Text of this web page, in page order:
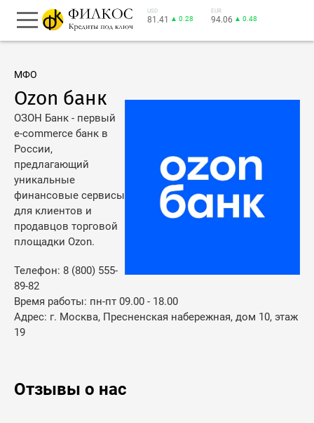
USD
81.41 ▲ 0.28
EUR
94.06 ▲ 0.48
МФО
Ozon банк
ОЗОН Банк - первый
e-commerce банк в
России,
предлагающий
уникальные
финансовые сервисы
для клиентов и
продавцов торговой
площадки Ozon.
Телефон: 8 (800) 555-
89-82
Время работы: пн-пт 09.00 - 18.00
Адрес: г. Москва, Пресненская набережная, дом 10, этаж
19
Отзывы о нас